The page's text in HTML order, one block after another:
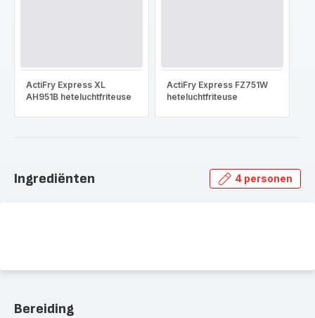
ActiFry Express XL
AH951B heteluchtfriteuse
ActiFry Express FZ751W
heteluchtfriteuse
Ingrediënten 4 personen
Bereiding